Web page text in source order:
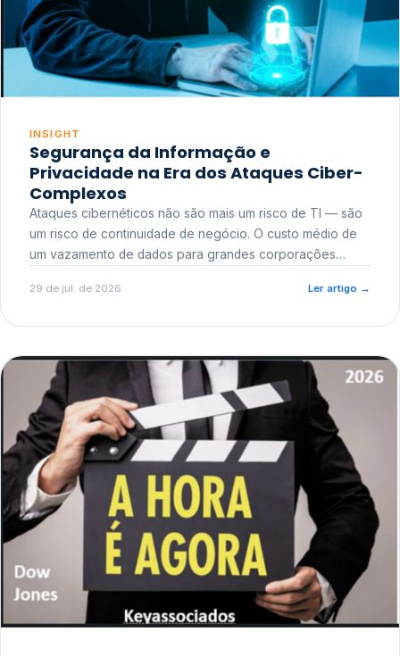
INSIGHT
Segurança da Informação e
Privacidade na Era dos Ataques Ciber-
Complexos
Ataques cibernéticos não são mais um risco de TI — são
um risco de continuidade de negócio. O custo médio de
um vazamento de dados para grandes corporações
reputacional e o risco regulatório junto a órgãos como a
29 de jul. de 2026 Ler artigo →